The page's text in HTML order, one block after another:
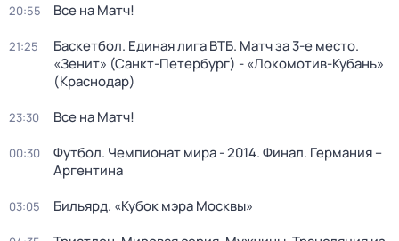
20:55 Все на Матч!
21:25
Баскетбол. Единая лига ВТБ. Матч за 3-е место.
«Зенит» (Санкт-Петербург) - «Локомотив-Кубань»
(Краснодар)
23:30 Все на Матч!
00:30
Футбол. Чемпионат мира - 2014. Финал. Германия –
Аргентина
03:05 Бильярд. «Кубок мэра Москвы»